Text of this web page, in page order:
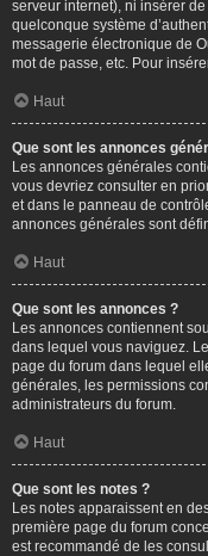
serveur internet), ni insérer
quelconque système
messagerie électronique de
mot de passe, etc. Pour
Haut
Que sont les annonces
Les annonces générales
vous devriez consulter en
et dans le panneau de
annonces générales sont
Haut
Que sont les annonces ?
Les annonces contiennent
dans lequel vous naviguez.
page du forum dans lequel
générales, les permissions
administrateurs du forum.
Haut
Que sont les notes ?
Les notes apparaissent en
première page du forum
est recommandé de les